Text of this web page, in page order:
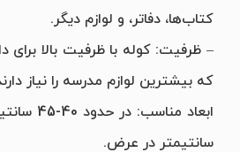
کتاب‌ها، دفاتر، و لوازم دیگر.
– ظرفیت: کوله با ظرفیت بالا برای
که بیشترین لوازم مدرسه را نیاز
سانتیمتر در عرض.